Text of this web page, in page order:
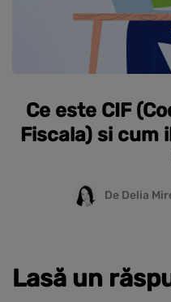
Ce este CIF
Fiscala) si cum
De Delia
Lasă un